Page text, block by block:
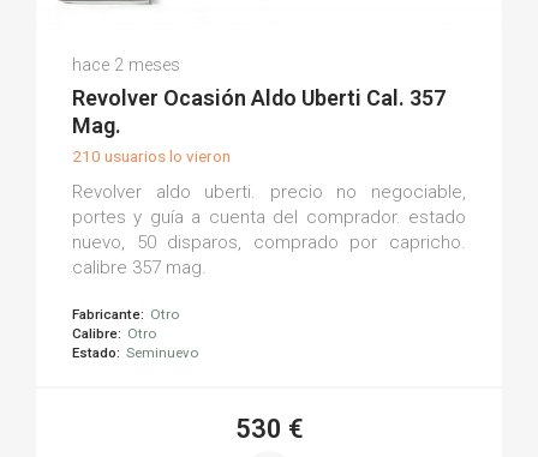
(0)
hace 2 meses
Revolver Ocasión Aldo Uberti Cal. 357
Mag.
210 usuarios lo vieron
Revolver aldo uberti. precio no negociable,
portes y guía a cuenta del comprador. estado
nuevo, 50 disparos, comprado por capricho.
calibre 357 mag.
Fabricante: Otro
Calibre: Otro
Estado: Seminuevo
530 €